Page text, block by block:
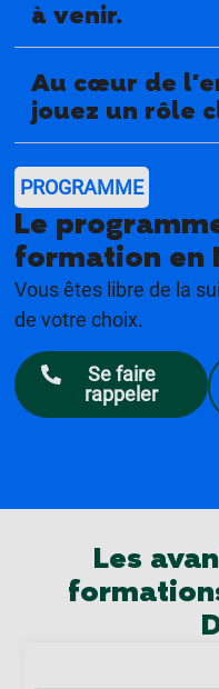
à venir.
Au cœur de
jouez un rôle
PROGRAMME
Le
formation en
Vous êtes libre de la
de votre choix.
Se faire
rappeler
Les